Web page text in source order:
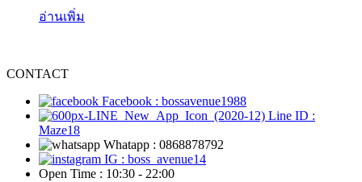
อ่านเพิ่ม
CONTACT
Facebook : bossavenue1988
Line ID :
Maze18
Whatapp : 0868878792
IG : boss_avenue14
Open Time : 10:30 - 22:00